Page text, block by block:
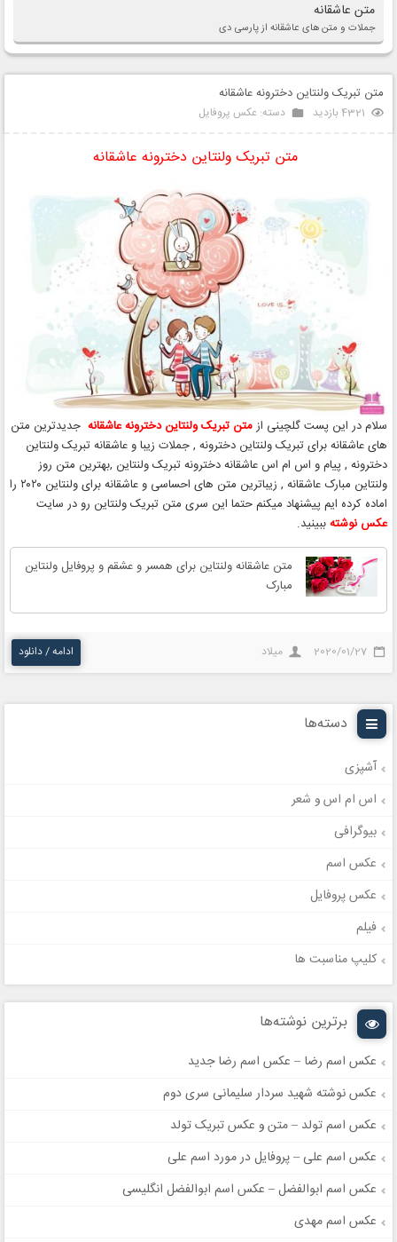
متن عاشقانه
جملات و متن های عاشقانه از پارسی دی
متن تبریک ولنتاین دخترونه عاشقانه
4321 بازدید دسته: عکس پروفایل
متن تبریک ولنتاین دخترونه عاشقانه
سلام در این پست گلچینی از متن تبریک ولنتاین دخترونه عاشقانه جدیدترین متن
های عاشقانه برای تبریک ولنتاین دخترونه , جملات زیبا و عاشقانه تبریک ولنتاین
دخترونه , پیام و اس ام اس عاشقانه دخترونه تبریک ولنتاین ,بهترین متن روز
ولنتاین مبارک عاشقانه , زیباترین متن های احساسی و عاشقانه برای ولنتاین ۲۰۲۰ را
اماده کرده ایم پیشنهاد میکنم حتما این سری متن تبریک ولنتاین رو در سایت
عکس نوشته ببینید.
متن عاشقانه ولنتاین برای همسر و عشقم و پروفایل ولنتاین
مبارک
2020/01/27 میلاد ادامه / دانلود
دسته‌ها
آشپزی
اس ام اس و شعر
بیوگرافی
عکس اسم
عکس پروفایل
فیلم
کلیپ مناسبت ها
برترین نوشته‌ها
عکس اسم رضا – عکس اسم رضا جدید
عکس نوشته شهید سردار سلیمانی سری دوم
عکس اسم تولد – متن و عکس تبریک تولد
عکس اسم علی – پروفایل در مورد اسم علی
عکس اسم ابوالفضل – عکس اسم ابوالفضل انگلیسی
عکس اسم مهدی